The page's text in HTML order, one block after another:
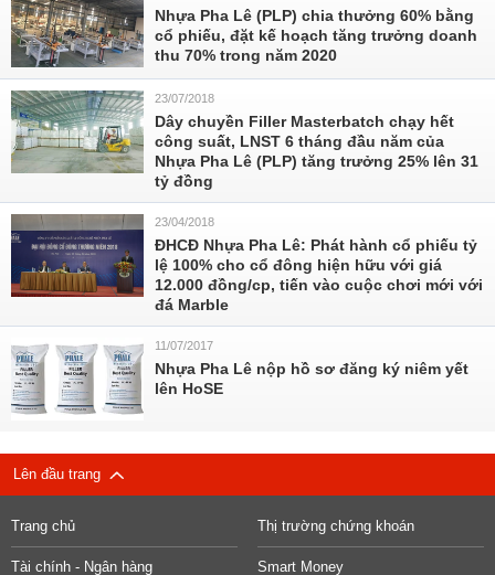
Nhựa Pha Lê (PLP) chia thưởng 60% bằng
cổ phiếu, đặt kế hoạch tăng trưởng doanh
thu 70% trong năm 2020
23/07/2018
Dây chuyền Filler Masterbatch chạy hết
công suất, LNST 6 tháng đầu năm của
Nhựa Pha Lê (PLP) tăng trưởng 25% lên 31
tỷ đồng
23/04/2018
ĐHCĐ Nhựa Pha Lê: Phát hành cổ phiếu tỷ
lệ 100% cho cổ đông hiện hữu với giá
12.000 đồng/cp, tiến vào cuộc chơi mới với
đá Marble
11/07/2017
Nhựa Pha Lê nộp hồ sơ đăng ký niêm yết
lên HoSE
Lên đầu trang
Trang chủ Thị trường chứng khoán
Tài chính - Ngân hàng Smart Money